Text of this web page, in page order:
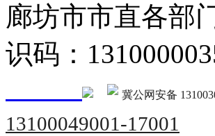
廊坊市市直各
识码：
冀公网安备
13100049001-17001